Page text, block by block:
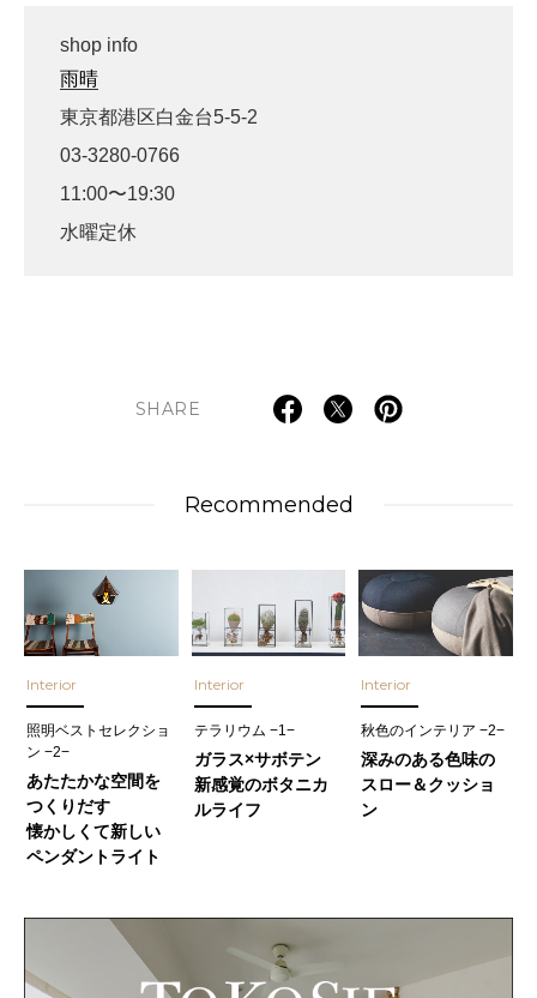
shop info
雨晴
東京都港区白金台5-5-2
03-3280-0766
11:00〜19:30
水曜定休
SHARE
Recommended
Interior
照明ベストセレクショ
ン −2−
あたたかな空間を
つくりだす
懐かしくて新しい
ペンダントライト
Interior
テラリウム −1−
ガラス×サボテン
新感覚のボタニカ
ルライフ
Interior
秋色のインテリア −2−
深みのある色味の
スロー＆クッショ
ン